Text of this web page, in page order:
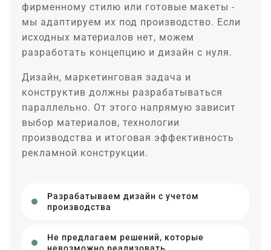
фирменному стилю или готовые макеты -
мы адаптируем их под производство. Если
исходных материалов нет, можем
разработать концепцию и дизайн с нуля.
Дизайн, маркетинговая задача и
конструктив должны разрабатываться
параллельно. От этого напрямую зависит
выбор материалов, технологии
производства и итоговая эффективность
рекламной конструкции.
Разрабатываем дизайн с учетом
производства
Не предлагаем решений, которые
невозможно реализовать